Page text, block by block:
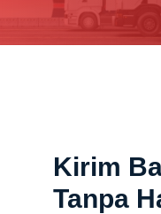
Kirim
Tanpa